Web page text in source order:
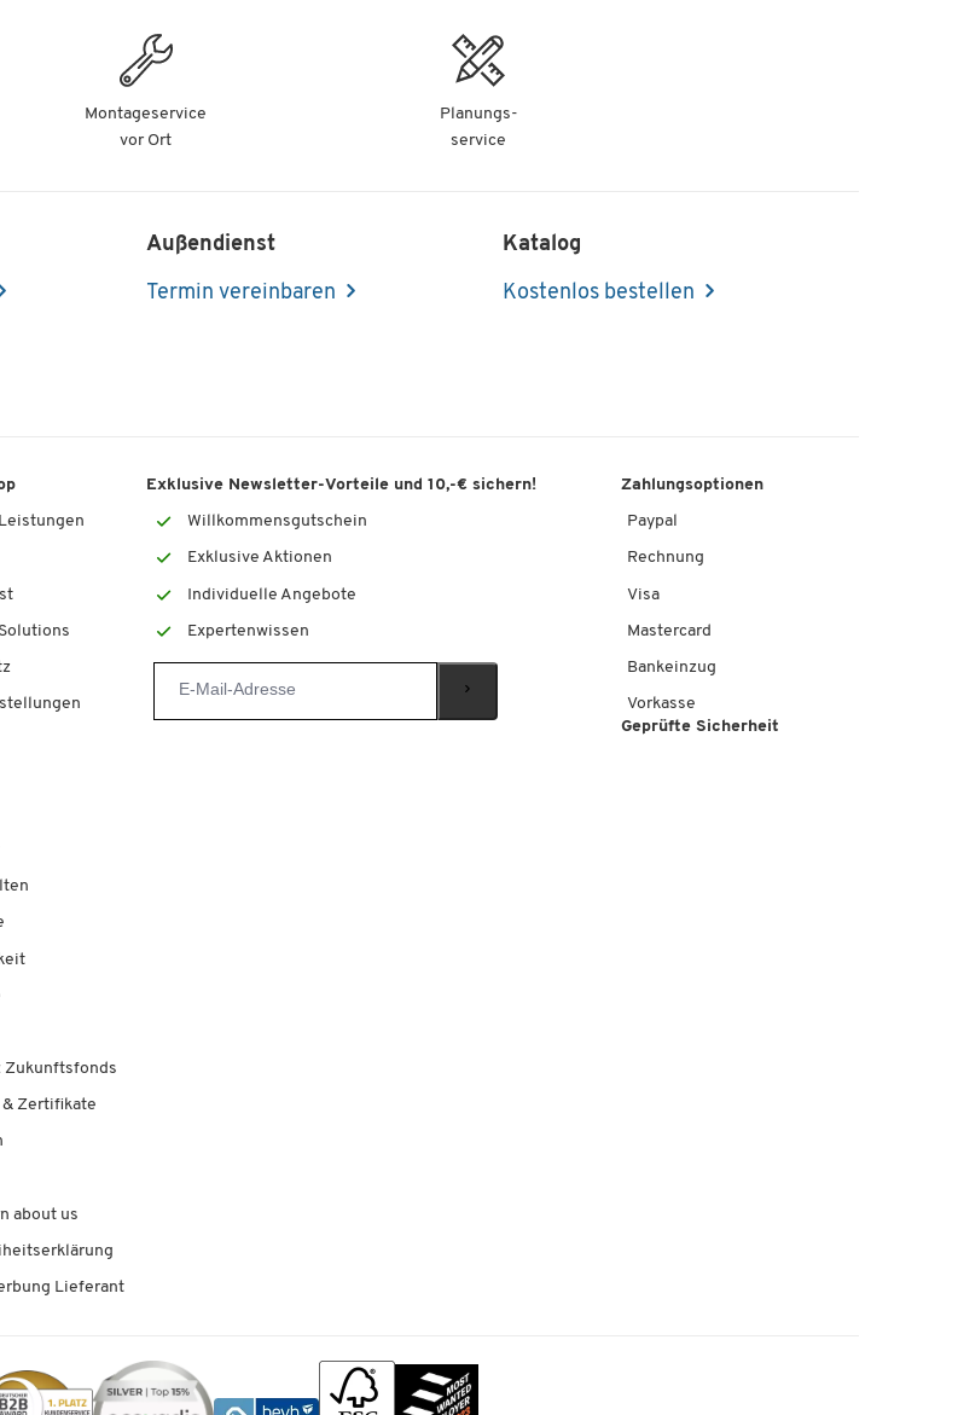
Traglast [kg]
Außenhöhe [mm] 700
Außenlänge [mm] 1020
Montageservice
vor Ort
Planungs-
service
Außendienst
Termin vereinbaren
Katalog
Kostenlos bestellen
Zukunftsfonds
Zertifikate
about us
Lieferant
Exklusive Newsletter-Vorteile und 10,-€ sichern!
Willkommensgutschein
Exklusive Aktionen
Individuelle Angebote
Expertenwissen
Zahlungsoptionen
Paypal
Rechnung
Visa
Mastercard
Bankeinzug
Vorkasse
Geprüfte Sicherheit